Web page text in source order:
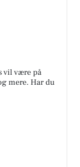
vil være på
mere. Har du